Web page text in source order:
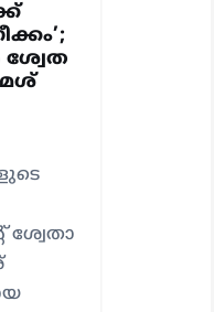
ശ്വേത
ശ്വേതാ